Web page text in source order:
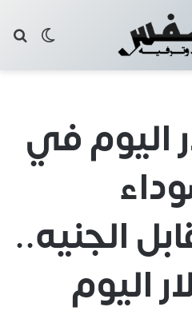
اليوم في
الجنيه..
اليوم